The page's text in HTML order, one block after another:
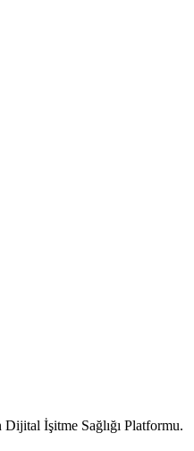
İşitme Sağlığı Platformu.